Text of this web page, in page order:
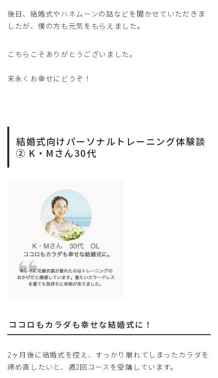
後日、結婚式やハネムーンの話などを聞かせていただきま
したが、僕の方も元気をもらえました。
こちらこそありがとうございました。
末永くお幸せにどうぞ！
結婚式向けパーソナルトレーニング体験談
② K・Mさん30代
ココロもカラダも幸せな結婚式に！
2ヶ月後に結婚式を控え、すっかり崩れてしまったカラダを
締め直したいと、週2回コースを受講しています。